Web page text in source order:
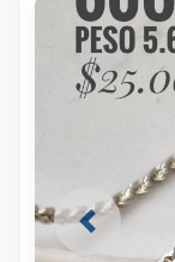
Previous